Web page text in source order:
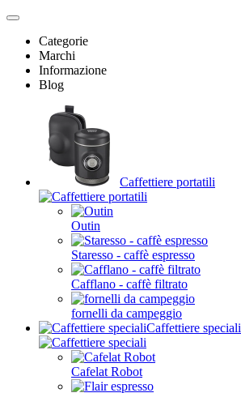
Categorie
Marchi
Informazione
Blog
Caffettiere portatili
Outin
Staresso - caffè espresso
Cafflano - caffè filtrato
fornelli da campeggio
Caffettiere speciali
Cafelat Robot